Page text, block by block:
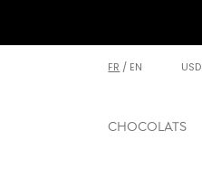
FR / EN USD
CHOCOLATS